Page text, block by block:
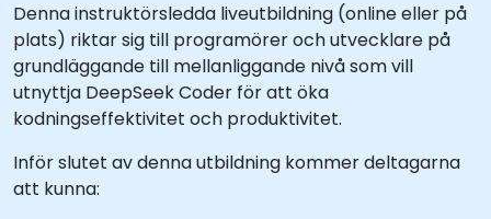
Denna instruktörsledda liveutbildning (online eller på
plats) riktar sig till programörer och utvecklare på
grundläggande till mellanliggande nivå som vill
utnyttja DeepSeek Coder för att öka
kodningseffektivitet och produktivitet.
Inför slutet av denna utbildning kommer deltagarna
att kunna: